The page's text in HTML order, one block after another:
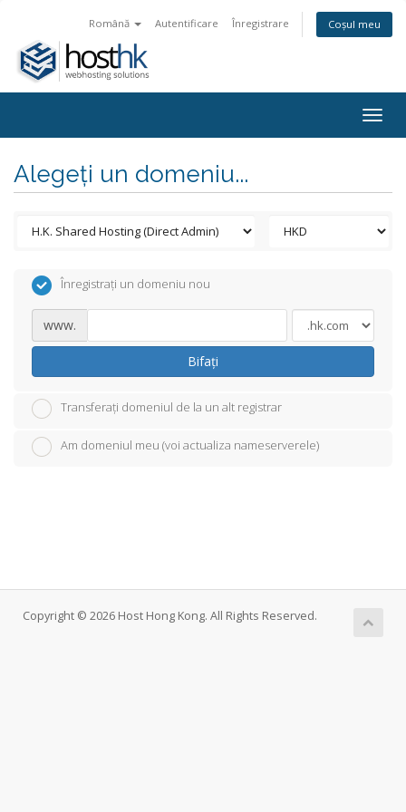
Română Autentificare Înregistrare Coșul meu
Alegeți un domeniu...
Înregistrați un domeniu nou
www.
Bifați
Transferați domeniul de la un alt registrar
Am domeniul meu (voi actualiza nameserverele)
Copyright © 2026 Host Hong Kong. All Rights Reserved.